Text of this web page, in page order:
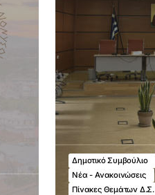
Δημοτικό Συμβούλιο
Νέα - Ανακοινώσεις
Πίνακες Θεμάτων Δ.Σ.